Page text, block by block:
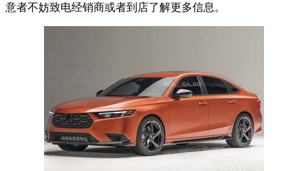
意者不妨致电经销商或者到店了解更多信息。